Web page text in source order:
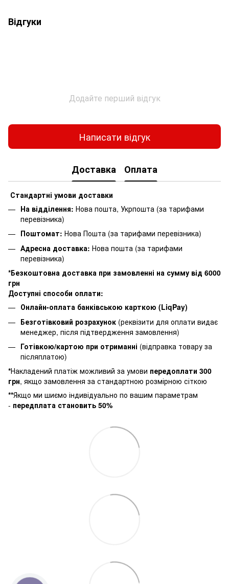
Відгуки
Додайте перший відгук
Написати відгук
Доставка Оплата
Стандартні умови доставки
На відділення: Нова пошта, Укрпошта (за тарифами
перевізника)
Поштомат: Нова Пошта (за тарифами перевізника)
Адресна доставка: Нова пошта (за тарифами
перевізника)
*Безкоштовна доставка при замовленні на сумму від 6000
грн
Доступні способи оплати:
Онлайн-оплата банківською карткою (LiqPay)
Безготівковий розрахунок (реквізити для оплати видає
менеджер, після підтвердження замовлення)
Готівкою/картою при отриманні (відправка товару за
післяплатою)
*Накладений платіж можливий за умови передоплати 300
грн, якщо замовлення за стандартною розмірною сіткою
**Якщо ми шиємо індивідуально по вашим параметрам
- передплата становить 50%